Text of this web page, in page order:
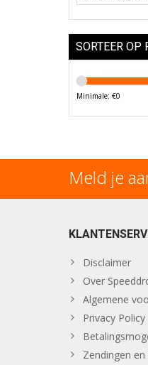
SORTEER OP
Minimale: €0
Meld je
Disclaimer
Over
Algemene
Privacy Policy
Zendingen